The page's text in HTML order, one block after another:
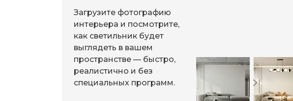
Загрузите фотографию
интерьера и посмотрите,
как светильник будет
выглядеть в вашем
пространстве — быстро,
реалистично и без
специальных программ.